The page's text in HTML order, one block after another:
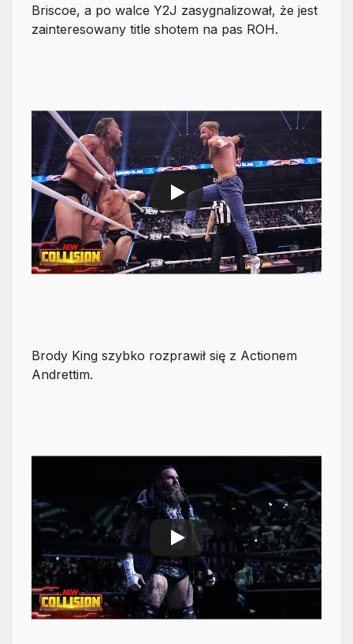
Briscoe, a po walce Y2J zasygnalizował, że jest
zainteresowany title shotem na pas ROH.
Brody King szybko rozprawił się z Actionem
Andrettim.